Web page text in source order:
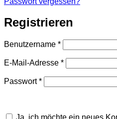
Registrieren
Benutzername *Erforderlich
E-Mail-Adresse *Erforderlich
Passwort*Erforderlich